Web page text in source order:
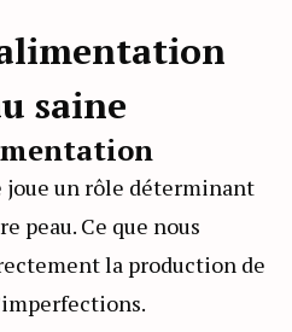
saine
un rôle déterminant
peau. Ce que nous
la production de